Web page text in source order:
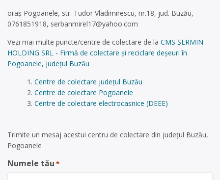
oraș Pogoanele, str. Tudor Vladimirescu, nr.18, jud. Buzău,
0761851918, serbanmirel17@yahoo.com
Vezi mai multe puncte/centre de colectare de la CMS ȘERMIN
HOLDING SRL - Firmă de colectare și reciclare deșeuri în
Pogoanele, județul Buzău
Centre de colectare județul Buzău
Centre de colectare Pogoanele
Centre de colectare electrocasnice (DEEE)
Trimite un mesaj acestui centru de colectare din județul Buzău,
Pogoanele
Numele tău *